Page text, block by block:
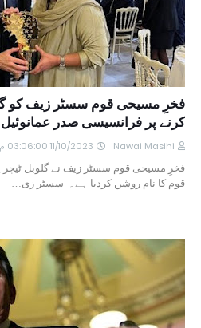
فخرِ مسیحی قوم سسٹر زیف کو
کرنے پر فرانسیسی صدر عمانوئیل
Nawai Masihi 11/10/2023 03:06:00 م
قوم کا نام روشن کردیا ہے۔ سسٹر زی…